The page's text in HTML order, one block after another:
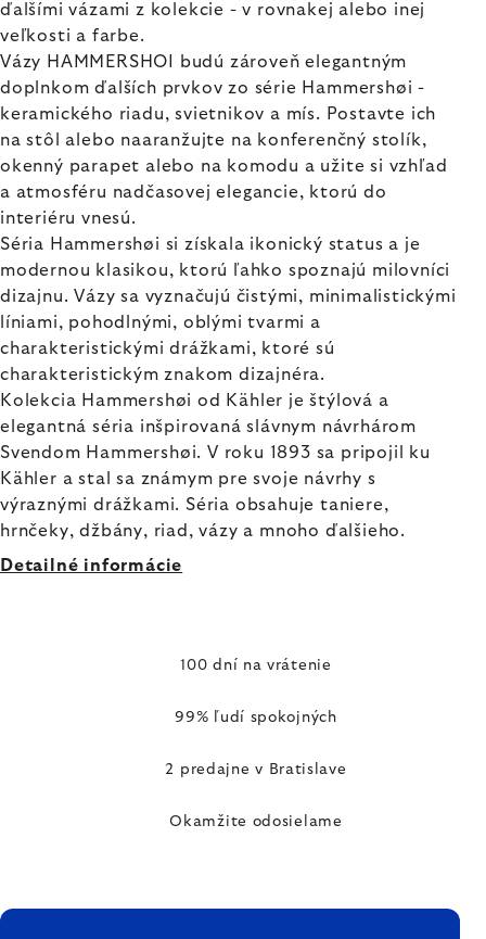
ďalšími vázami z kolekcie - v rovnakej alebo inej
veľkosti a farbe.
Vázy HAMMERSHOI budú zároveň elegantným
doplnkom ďalších prvkov zo série Hammershøi -
keramického riadu, svietnikov a mís. Postavte ich
na stôl alebo naaranžujte na konferenčný stolík,
okenný parapet alebo na komodu a užite si vzhľad
a atmosféru nadčasovej elegancie, ktorú do
interiéru vnesú.
Séria Hammershøi si získala ikonický status a je
modernou klasikou, ktorú ľahko spoznajú milovníci
dizajnu. Vázy sa vyznačujú čistými, minimalistickými
líniami, pohodlnými, oblými tvarmi a
charakteristickými drážkami, ktoré sú
charakteristickým znakom dizajnéra.
Kolekcia Hammershøi od Kähler je štýlová a
elegantná séria inšpirovaná slávnym návrhárom
Svendom Hammershøi. V roku 1893 sa pripojil ku
Kähler a stal sa známym pre svoje návrhy s
výraznými drážkami. Séria obsahuje taniere,
hrnčeky, džbány, riad, vázy a mnoho ďalšieho.
Detailné informácie
100 dní na vrátenie
99% ľudí spokojných
2 predajne v Bratislave
Okamžite odosielame
ZÁPÄTIE